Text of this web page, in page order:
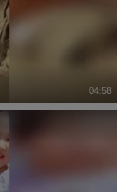
04:58